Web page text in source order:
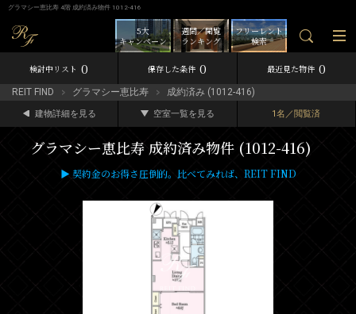
グラマシー恵比寿 4階 成約済み物件 1012-416
フリーレント
検索
週間／閲覧
ランキング
5大
キャンペーン
検討中リスト 0 保存した条件 0 最近見た物件 0
REIT FIND グラマシー恵比寿 成約済み (1012-416)
建物詳細を見る 空室一覧を見る 1名／閲覧済
グラマシー恵比寿 成約済み物件 (1012-416)
▶ 契約金のお得さ圧倒的。比べてみれば、REIT FIND